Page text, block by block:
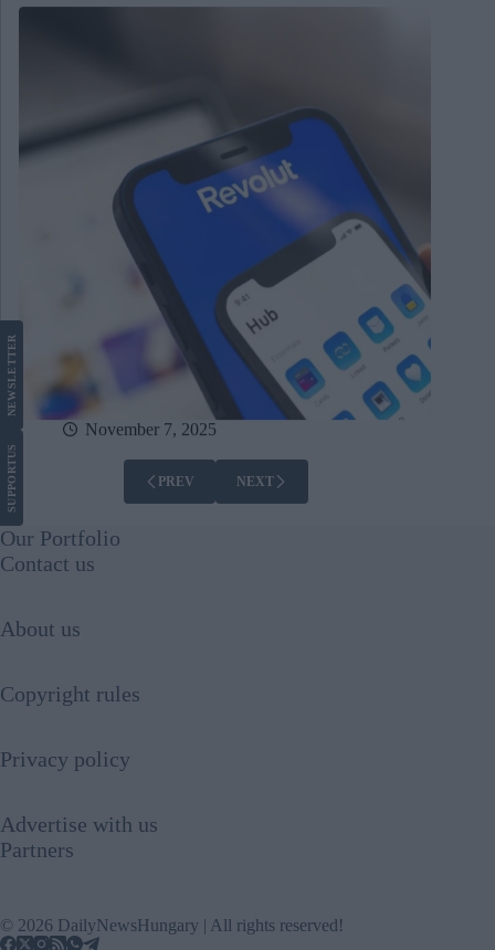
November 7, 2025
PREV NEXT
SUPPORT
US
NEWS
LETTER
Our Portfolio
Contact us
About us
Copyright rules
Privacy policy
Advertise with us
Partners
© 2026 DailyNewsHungary | All rights reserved!